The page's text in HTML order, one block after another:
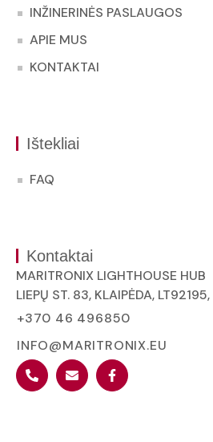
INŽINERINĖS PASLAUGOS
APIE MUS
KONTAKTAI
Ištekliai
FAQ
Kontaktai
MARITRONIX LIGHTHOUSE HUB
LIEPŲ ST. 83, KLAIPĖDA,
+370 46 496850
INFO@MARITRONIX.EU